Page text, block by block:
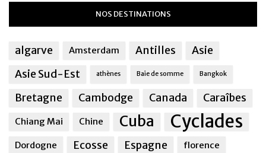
NOS DESTINATIONS
algarve Amsterdam Antilles
Asie
Asie Sud-Est
athènes Baie de somme Bangkok
Bretagne Cambodge Canada Caraîbes
Chiang Mai Chine Cuba Cyclades
Dordogne Ecosse Espagne florence